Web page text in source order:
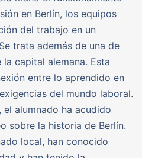
en Berlín, los equipos
del trabajo en un
trata además de una de
capital alemana. Esta
entre lo aprendido en
del mundo laboral.
alumnado ha acudido
sobre la historia de Berlín.
local, han conocido